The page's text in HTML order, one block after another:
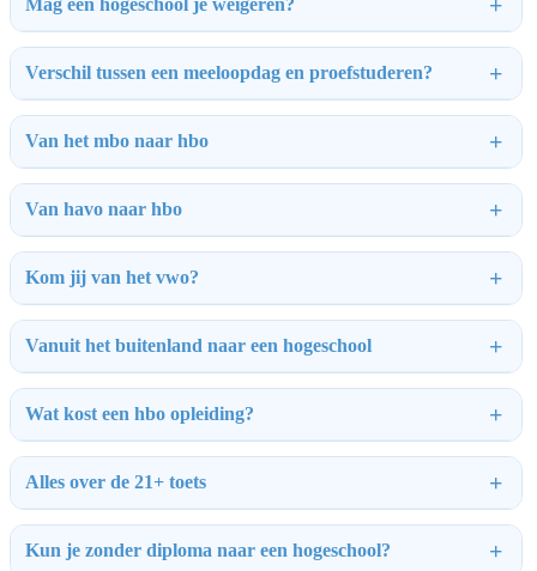
Verschil tussen een meeloopdag en proefstuderen?
Van het mbo naar hbo
Van havo naar hbo
Kom jij van het vwo?
Vanuit het buitenland naar een hogeschool
Wat kost een hbo opleiding?
Alles over de 21+ toets
Kun je zonder diploma naar een hogeschool?